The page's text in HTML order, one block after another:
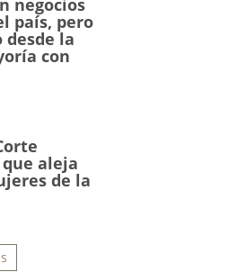
negocios
país, pero
la
con
aleja
de la